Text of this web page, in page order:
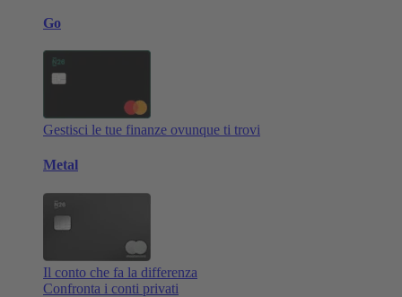
Go
Gestisci le tue finanze ovunque ti trovi
Metal
Il conto che fa la differenza
Confronta i conti privati